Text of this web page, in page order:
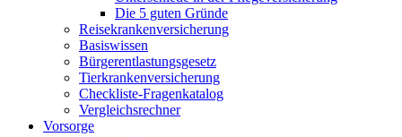
Die 5 guten Gründe
Reisekrankenversicherung
Basiswissen
Bürgerentlastungsgesetz
Tierkrankenversicherung
Checkliste-Fragenkatalog
Vergleichsrechner
Vorsorge